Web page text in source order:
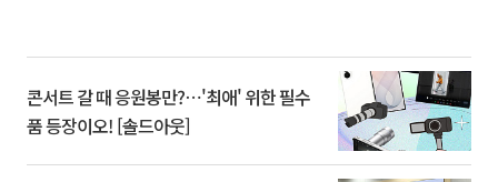
콘서트 갈 때 응원봉만?⋯'최애' 위한 필수
품 등장이오! [솔드아웃]